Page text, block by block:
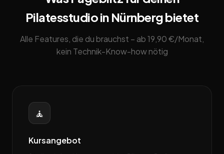
Pilatesstudio in Nürnberg bietet
Alle Features, die du brauchst – ab 19,90 €/Monat,
kein Technik-Know-how nötig
🧘
Kursangebot